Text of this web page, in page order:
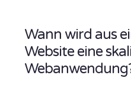
Wann wird aus
Website eine